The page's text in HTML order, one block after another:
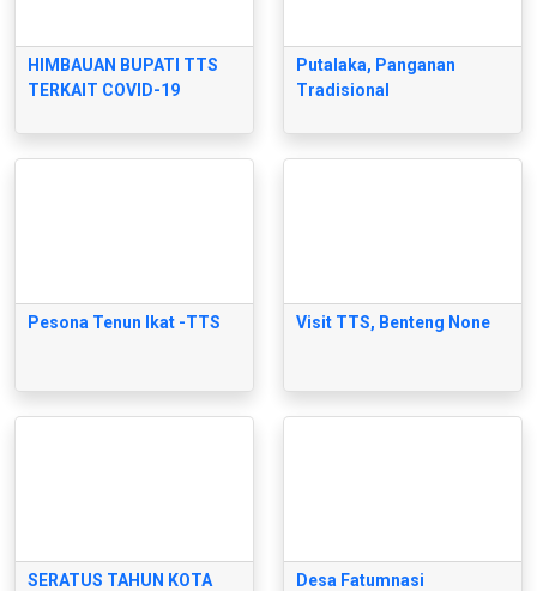
HIMBAUAN BUPATI TTS
TERKAIT COVID-19
Putalaka, Panganan
Tradisional
Pesona Tenun Ikat -TTS Visit TTS, Benteng None
SERATUS TAHUN KOTA
Desa Fatumnasi